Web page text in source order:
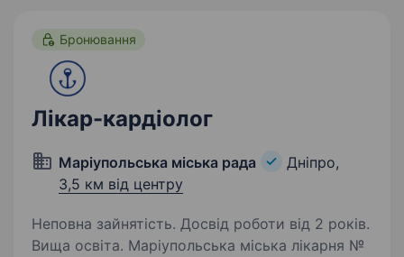
Бронювання
Лікар-кардіолог
Маріупольська міська рада
Дніпро,
3,5 км від центру
Неповна зайнятість. Досвід роботи від 2 років.
Вища освіта. Маріупольська міська лікарня №